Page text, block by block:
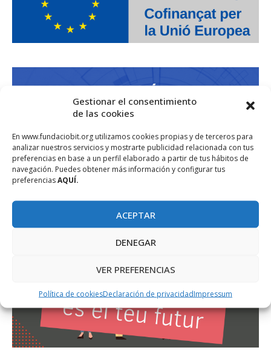
Gestionar el consentimiento
de las cookies
En www.fundaciobit.org utilizamos cookies propias y de terceros para
analizar nuestros servicios y mostrarte publicidad relacionada con tus
preferencias en base a un perfil elaborado a partir de tus hábitos de
navegación. Puedes obtener más información y configurar tus
preferenciasAQUÍ.
ACEPTAR
DENEGAR
VER PREFERENCIAS
Política de cookiesDeclaración de privacidadImpressum